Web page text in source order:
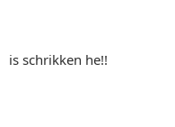
is schrikken he!!